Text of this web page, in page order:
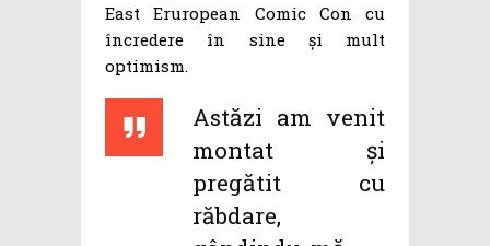
East Eruropean Comic Con cu
încredere în sine și mult
optimism.
Astăzi am venit
montat și
pregătit cu
răbdare,